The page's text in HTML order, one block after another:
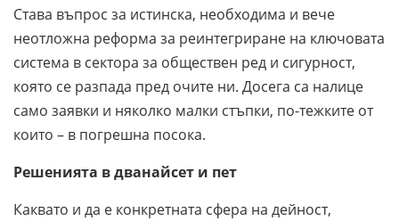
Става въпрос за истинска, необходима и вече
неотложна реформа за реинтегриране на ключовата
система в сектора за обществен ред и сигурност,
която се разпада пред очите ни. Досега са налице
само заявки и няколко малки стъпки, по-тежките от
които – в погрешна посока.
Решенията в дванайсет и пет
Каквато и да е конкретната сфера на дейност,